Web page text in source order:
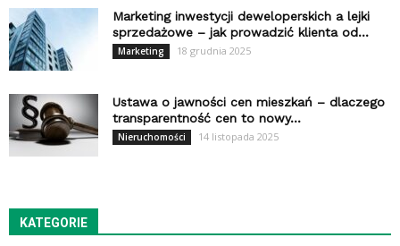
Marketing inwestycji deweloperskich a lejki
sprzedażowe – jak prowadzić klienta od...
Marketing 18 grudnia 2025
Ustawa o jawności cen mieszkań – dlaczego
transparentność cen to nowy...
Nieruchomości 14 listopada 2025
KATEGORIE